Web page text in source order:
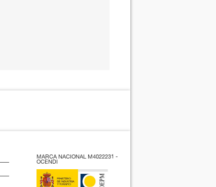
MARCA NACIONAL M4022231 -
OCENDI